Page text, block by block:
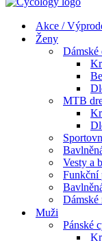
Akce /
Ženy
Dámské
MTB
Vesty a
Funkční
Dámské
Muži
Pánské